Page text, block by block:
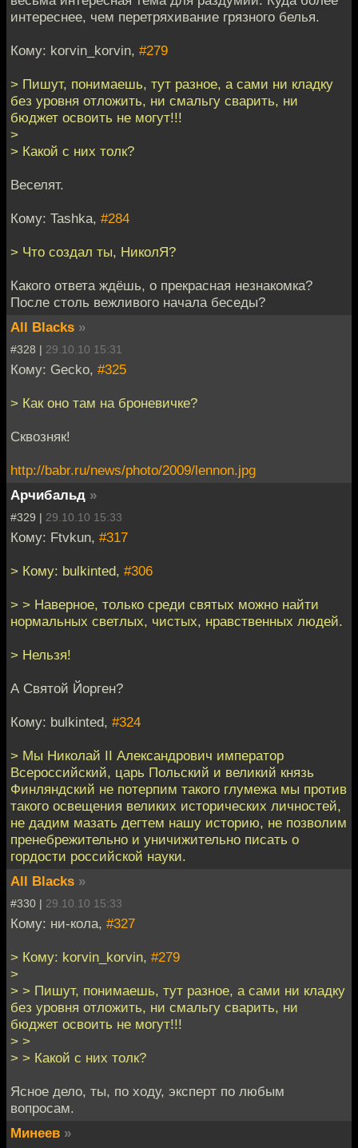
интереснее, чем перетряхивание грязного белья.
Кому: korvin_korvin, #279
> Пишут, понимаешь, тут разное, а сами ни кладку
без уровня отложить, ни смальгу сварить, ни
бюджет освоить не могут!!!
>
> Какой с них толк?
Веселят.
Кому: Tashka, #284
> Что создал ты, НиколЯ?
Какого ответа ждёшь, о прекрасная незнакомка?
После столь вежливого начала беседы?
All Blacks »
#328 | 29.10.10 15:31
Кому: Gecko, #325
> Как оно там на броневичке?
Сквозняк!
http://babr.ru/news/photo/2009/lennon.jpg
Арчибальд »
#329 | 29.10.10 15:33
Кому: Ftvkun, #317
> Кому: bulkinted, #306
> > Наверное, только среди святых можно найти
нормальных светлых, чистых, нравственных людей.
> Нельзя!
А Святой Йорген?
Кому: bulkinted, #324
> Мы Николай II Александрович император
Всероссийский, царь Польский и великий князь
Финляндский не потерпим такого глумежа мы против
такого освещения великих исторических личностей,
не дадим мазать дегтем нашу историю, не позволим
пренебрежительно и уничижительно писать о
гордости российской науки.
All Blacks »
#330 | 29.10.10 15:33
Кому: ни-кола, #327
> Кому: korvin_korvin, #279
>
> > Пишут, понимаешь, тут разное, а сами ни кладку
без уровня отложить, ни смальгу сварить, ни
бюджет освоить не могут!!!
> >
> > Какой с них толк?
Ясное дело, ты, по ходу, эксперт по любым
вопросам.
Минеев »